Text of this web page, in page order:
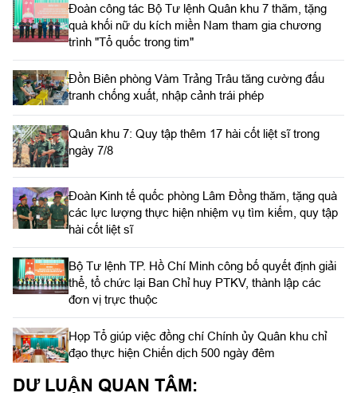
Đoàn công tác Bộ Tư lệnh Quân khu 7 thăm, tặng
quà khối nữ du kích miền Nam tham gia chương
trình "Tổ quốc trong tim"
Đồn Biên phòng Vàm Trảng Trâu tăng cường đấu
tranh chống xuất, nhập cảnh trái phép
Quân khu 7: Quy tập thêm 17 hài cốt liệt sĩ trong
ngày 7/8
Đoàn Kinh tế quốc phòng Lâm Đồng thăm, tặng quà
các lực lượng thực hiện nhiệm vụ tìm kiếm, quy tập
hài cốt liệt sĩ
Bộ Tư lệnh TP. Hồ Chí Minh công bố quyết định giải
thể, tổ chức lại Ban Chỉ huy PTKV, thành lập các
đơn vị trực thuộc
Họp Tổ giúp việc đồng chí Chính ủy Quân khu chỉ
đạo thực hiện Chiến dịch 500 ngày đêm
DƯ LUẬN QUAN TÂM: